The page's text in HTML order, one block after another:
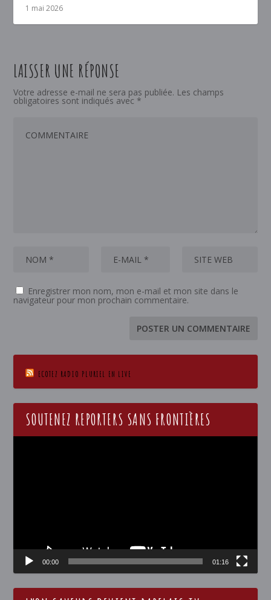
1 mai 2026
LAISSER UNE RÉPONSE
Votre adresse e-mail ne sera pas publiée. Les champs
obligatoires sont indiqués avec *
Enregistrer mon nom, mon e-mail et mon site dans le
navigateur pour mon prochain commentaire.
ECOTEZ RADIO PLURIEL EN LIVE
SOUTENEZ REPORTERS SANS FRONTIÈRES
00:00 01:16